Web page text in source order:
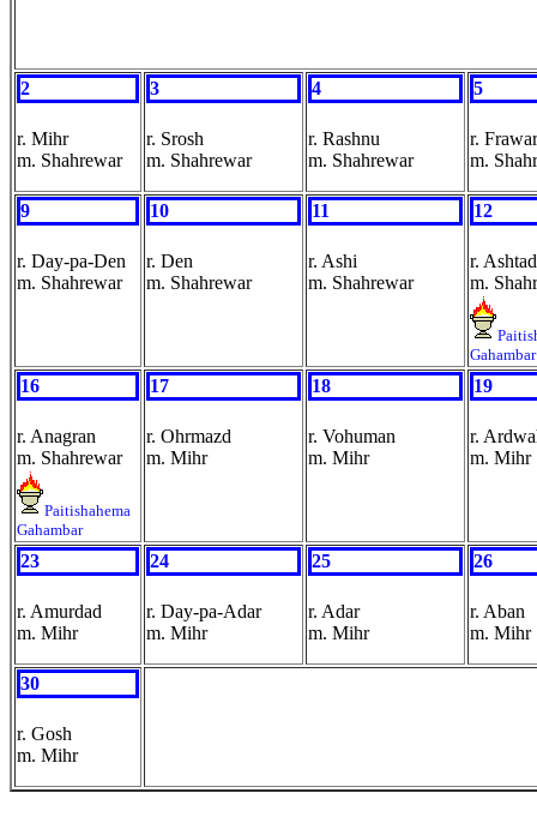
2
r. Mihr
m. Shahrewar
3
r. Srosh
m. Shahrewar
4
r. Rashnu
m. Shahrewar
5
r.
m.
9
r. Day-pa-Den
m. Shahrewar
10
r. Den
m. Shahrewar
11
r. Ashi
m. Shahrewar
12
r. Ashtad
m.
Gahambar
16
r. Anagran
m. Shahrewar
Paitishahema
Gahambar
17
r. Ohrmazd
m. Mihr
18
r. Vohuman
m. Mihr
19
r.
m. Mihr
23
r. Amurdad
m. Mihr
24
r. Day-pa-Adar
m. Mihr
25
r. Adar
m. Mihr
26
r. Aban
m. Mihr
30
r. Gosh
m. Mihr